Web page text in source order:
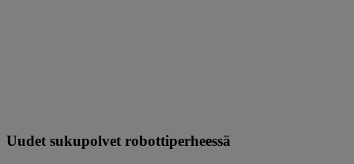
Uudet sukupolvet robottiperheessä